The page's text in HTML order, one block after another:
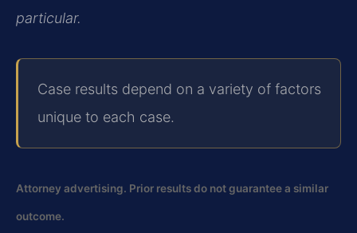
particular.
Case results depend on a variety of factors
unique to each case.
Attorney advertising. Prior results do not guarantee a similar
outcome.